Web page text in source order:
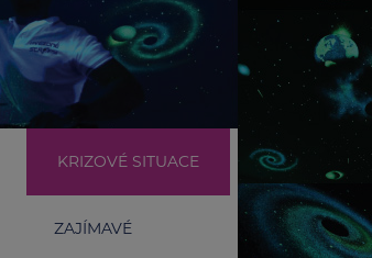
KRIZOVÉ SITUACE
ZAJÍMAVÉ